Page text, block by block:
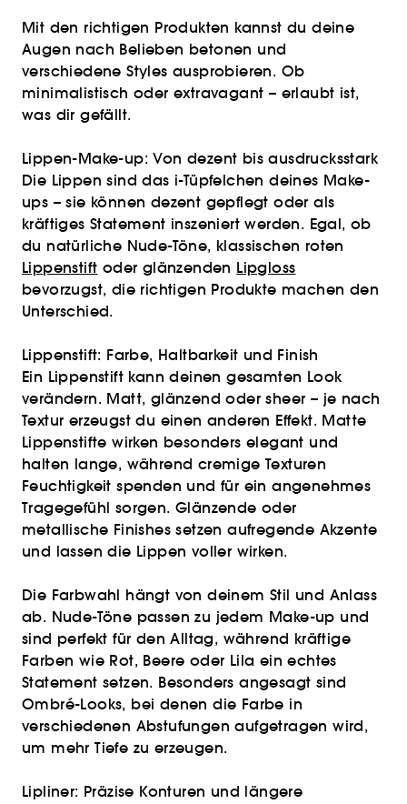
Mit den richtigen Produkten kannst du deine
Augen nach Belieben betonen und
verschiedene Styles ausprobieren. Ob
minimalistisch oder extravagant – erlaubt ist,
was dir gefällt.
Lippen-Make-up: Von dezent bis ausdrucksstark
Die Lippen sind das i-Tüpfelchen deines Make-
ups – sie können dezent gepflegt oder als
kräftiges Statement inszeniert werden. Egal, ob
du natürliche Nude-Töne, klassischen roten
Lippenstift oder glänzenden Lipgloss
bevorzugst, die richtigen Produkte machen den
Unterschied.
Lippenstift: Farbe, Haltbarkeit und Finish
Ein Lippenstift kann deinen gesamten Look
verändern. Matt, glänzend oder sheer – je nach
Textur erzeugst du einen anderen Effekt. Matte
Lippenstifte wirken besonders elegant und
halten lange, während cremige Texturen
Feuchtigkeit spenden und für ein angenehmes
Tragegefühl sorgen. Glänzende oder
metallische Finishes setzen aufregende Akzente
und lassen die Lippen voller wirken.
Die Farbwahl hängt von deinem Stil und Anlass
ab. Nude-Töne passen zu jedem Make-up und
sind perfekt für den Alltag, während kräftige
Farben wie Rot, Beere oder Lila ein echtes
Statement setzen. Besonders angesagt sind
Ombré-Looks, bei denen die Farbe in
verschiedenen Abstufungen aufgetragen wird,
um mehr Tiefe zu erzeugen.
Lipliner: Präzise Konturen und längere